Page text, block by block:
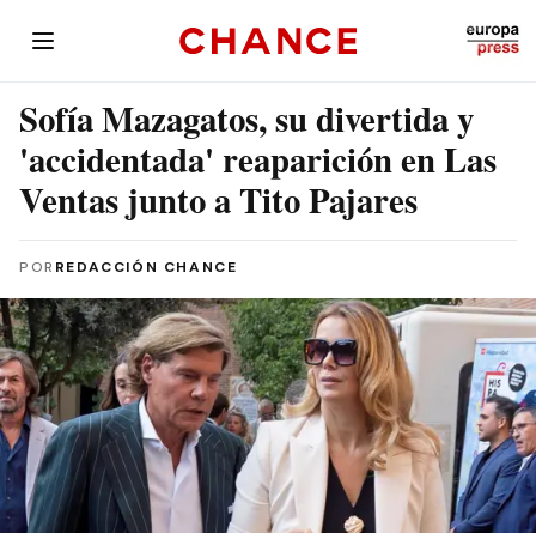
Sofía Mazagatos, su divertida y
'accidentada' reaparición en Las
Ventas junto a Tito Pajares
POR REDACCIÓN CHANCE